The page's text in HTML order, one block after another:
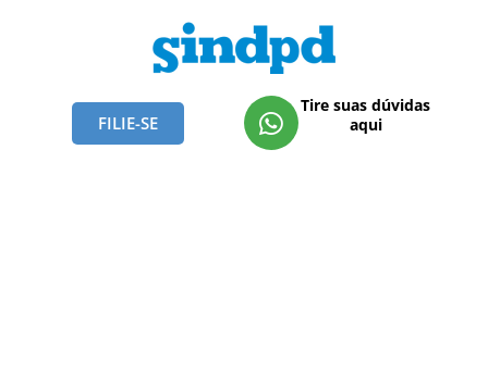
FILIE-SE
Tire suas dúvidas
aqui